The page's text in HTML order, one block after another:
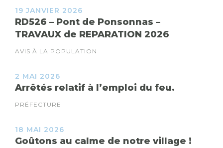
19 JANVIER 2026
RD526 – Pont de Ponsonnas –
TRAVAUX de REPARATION 2026
AVIS À LA POPULATION
2 MAI 2026
Arrêtés relatif à l’emploi du feu.
PRÉFECTURE
18 MAI 2026
Goûtons au calme de notre village !